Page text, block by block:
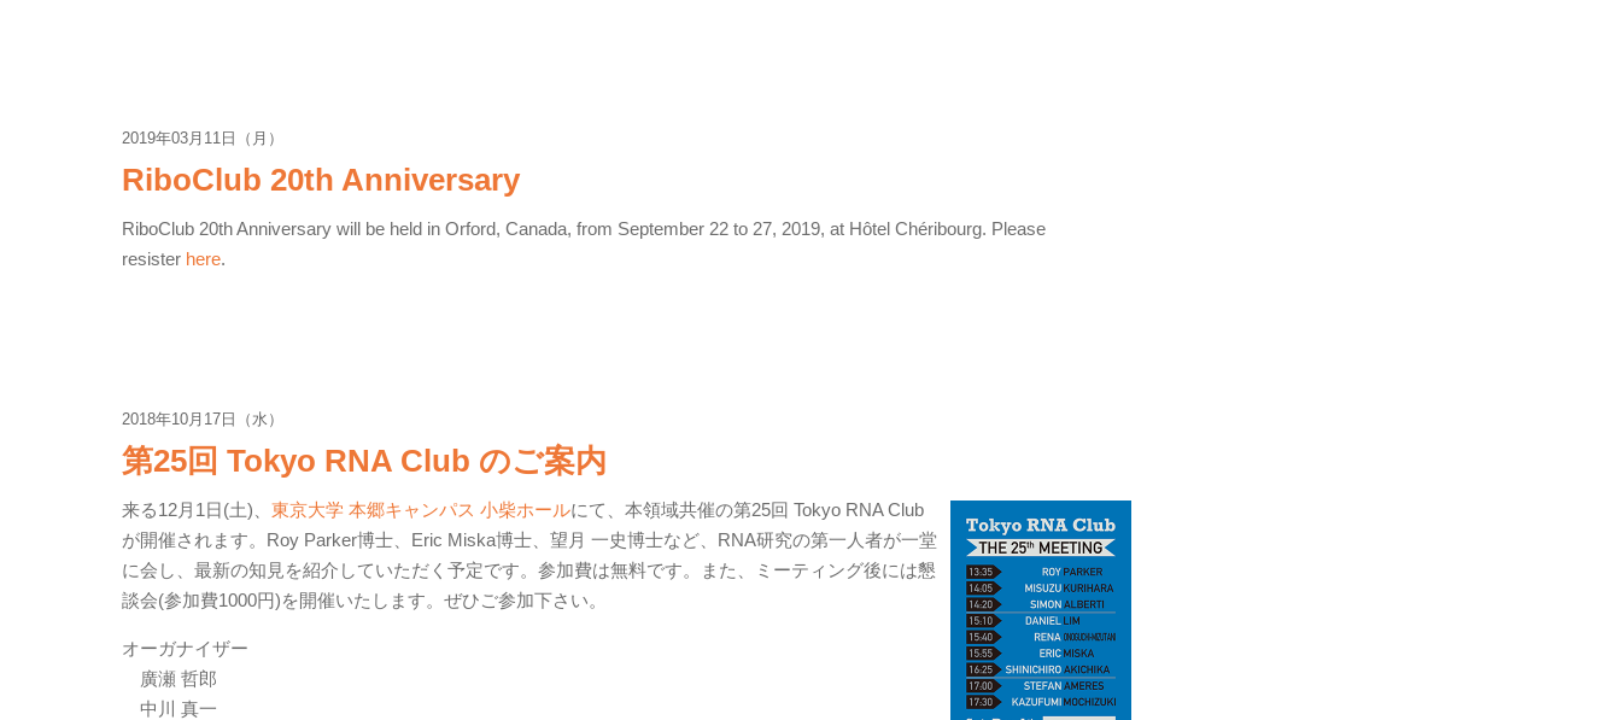
2019年03月11日（月）
RiboClub 20th Anniversary
RiboClub 20th Anniversary will be held in Orford, Canada, from September 22 to 27, 2019, at Hôtel Chéribourg. Please
resister here.
2018年10月17日（水）
第25回 Tokyo RNA Club のご案内
来る12月1日(土)、 東京大学 本郷キャンパス 小柴ホールにて、本領域共催の第25回 Tokyo RNA Club
が開催されます。Roy Parker博士、Eric Miska博士、望月 一史博士など、RNA研究の第一人者が一堂
に会し、最新の知見を紹介していただく予定です。参加費は無料です。また、ミーティング後には懇
談会(参加費1000円)を開催いたします。ぜひご参加下さい。
オーガナイザー
廣瀬 哲郎
中川 真一